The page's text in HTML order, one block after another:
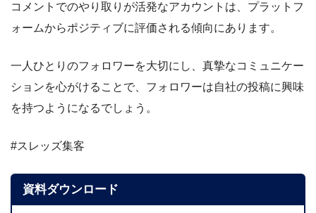
コメントでのやり取りが活発なアカウントは、プラットフ
ォームからポジティブに評価される傾向にあります。
一人ひとりのフォロワーを大切にし、真摯なコミュニケー
ションを心がけることで、フォロワーは自社の投稿に興味
を持つようになるでしょう。
#スレッズ集客
資料ダウンロード